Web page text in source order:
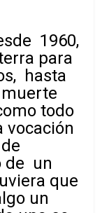
1960,
para
hasta
todo
vocación
de un
que
un